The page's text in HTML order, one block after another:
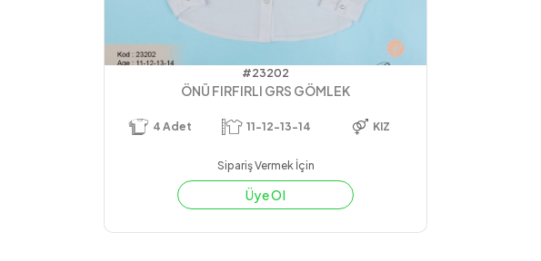
#23202
ÖNÜ FIRFIRLI GRS GÖMLEK
4 Adet 11-12-13-14 KIZ
Sipariş Vermek İçin
Üye Ol